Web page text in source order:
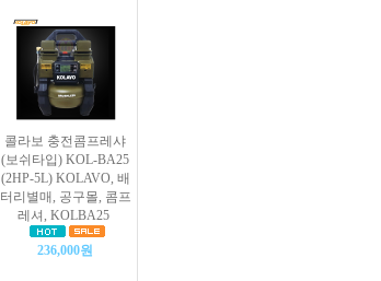
콜라보 충전콤프레샤
(보쉬타입) KOL-BA25
(2HP-5L) KOLAVO, 배
터리별매, 공구몰, 콤프
레셔, KOLBA25
236,000원